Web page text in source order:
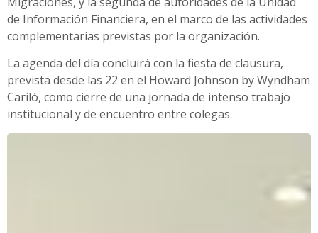
de Información Financiera, en el marco de las actividades
complementarias previstas por la organización.
La agenda del día concluirá con la fiesta de clausura,
prevista desde las 22 en el Howard Johnson by Wyndham
Cariló, como cierre de una jornada de intenso trabajo
institucional y de encuentro entre colegas.